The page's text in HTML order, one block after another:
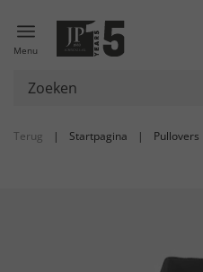
Menu
Terug | Startpagina | Pullovers